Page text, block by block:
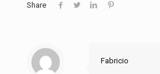
Share
Fabricio